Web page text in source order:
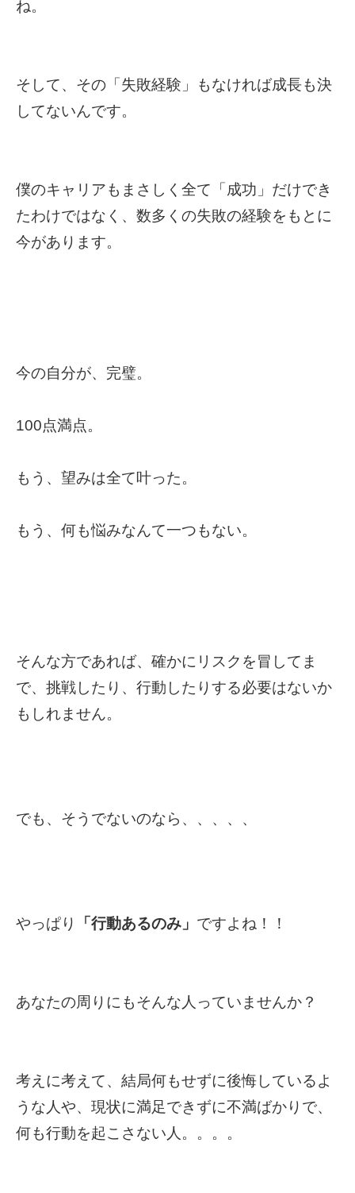
ね。
そして、その「失敗経験」もなければ成長も決
してないんです。
僕のキャリアもまさしく全て「成功」だけでき
たわけではなく、数多くの失敗の経験をもとに
今があります。
今の自分が、完璧。
100点満点。
もう、望みは全て叶った。
もう、何も悩みなんて一つもない。
そんな方であれば、確かにリスクを冒してま
で、挑戦したり、行動したりする必要はないか
もしれません。
でも、そうでないのなら、、、、、
やっぱり 「行動あるのみ」 ですよね！！
あなたの周りにもそんな人っていませんか？
考えに考えて、結局何もせずに後悔しているよ
うな人や、現状に満足できずに不満ばかりで、
何も行動を起こさない人。。。。